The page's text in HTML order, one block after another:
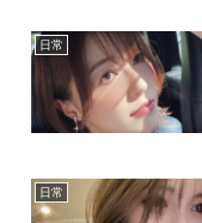
日常
日常